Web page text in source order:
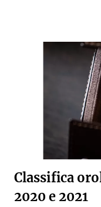
Classifica
2020 e 2021